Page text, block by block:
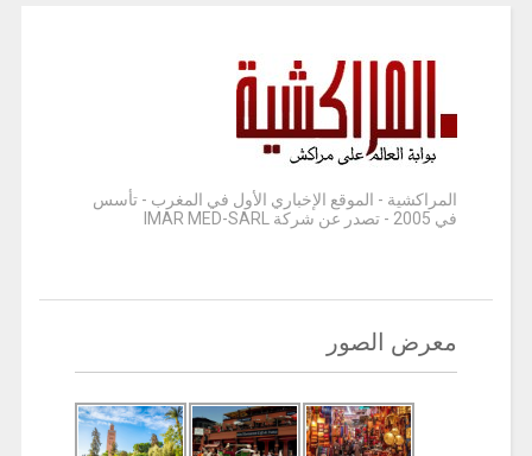
المراكشية - الموقع الإخباري الأول في المغرب - تأسس
في 2005 - تصدر عن شركة IMAR MED-SARL
معرض الصور